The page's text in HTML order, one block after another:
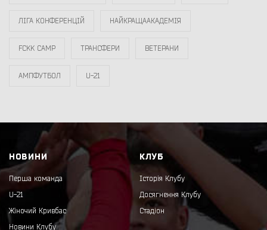
ЛІГА КОНФЕРЕНЦІЙ НАЙКРАЩААКАДЕМІЯ
FCKK CAMP ТРАНСФЕРИ ВЕТЕРАНИ
АМПФУТБОЛ U-21
НОВИНИ
Перша команда
U-21
Жіночий Кривбас
Новини Клубу
КЛУБ
Історія Клубу
Досягнення Клубу
Стадіон